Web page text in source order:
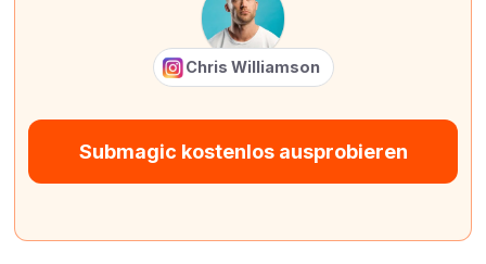
Chris Williamson
Submagic kostenlos ausprobieren